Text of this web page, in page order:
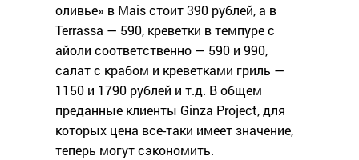
оливье» в Mais стоит 390 рублей, а в
Terrassa — 590, креветки в темпуре с
айоли соответственно — 590 и 990,
салат с крабом и креветками гриль —
1150 и 1790 рублей и т.д. В общем
преданные клиенты Ginza Project, для
которых цена все-таки имеет значение,
теперь могут сэкономить.